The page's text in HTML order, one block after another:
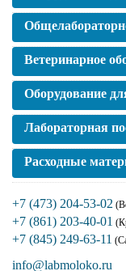
Ветеринарное
Оборудование
Лабораторная
Расходные
+7 (473) 204-53-02
+7 (861) 203-40-01
+7 (845) 249-63-11
info@labmoloko.ru